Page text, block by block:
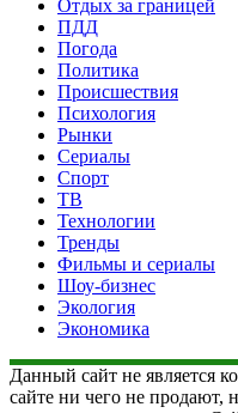
Отдых за границей
ПДД
Погода
Политика
Происшествия
Психология
Рынки
Сериалы
Спорт
ТВ
Технологии
Тренды
Фильмы и сериалы
Шоу-бизнес
Экология
Экономика
Данный сайт не является
сайте ни чего не продают,